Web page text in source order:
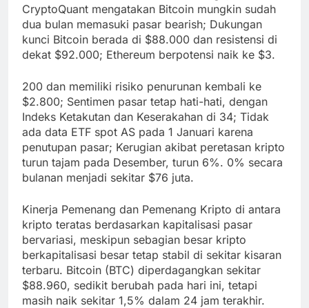
CryptoQuant mengatakan Bitcoin mungkin sudah
dua bulan memasuki pasar bearish; Dukungan
kunci Bitcoin berada di $88.000 dan resistensi di
dekat $92.000; Ethereum berpotensi naik ke $3.
200 dan memiliki risiko penurunan kembali ke
$2.800; Sentimen pasar tetap hati-hati, dengan
Indeks Ketakutan dan Keserakahan di 34; Tidak
ada data ETF spot AS pada 1 Januari karena
penutupan pasar; Kerugian akibat peretasan kripto
turun tajam pada Desember, turun 6%. 0% secara
bulanan menjadi sekitar $76 juta.
Kinerja Pemenang dan Pemenang Kripto di antara
kripto teratas berdasarkan kapitalisasi pasar
bervariasi, meskipun sebagian besar kripto
berkapitalisasi besar tetap stabil di sekitar kisaran
terbaru. Bitcoin (BTC) diperdagangkan sekitar
$88.960, sedikit berubah pada hari ini, tetapi
masih naik sekitar 1,5% dalam 24 jam terakhir.